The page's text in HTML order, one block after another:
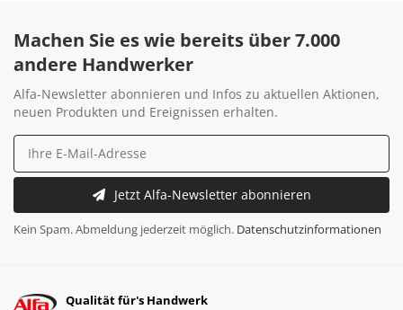
Machen Sie es wie bereits über 7.000
andere Handwerker
Alfa-Newsletter abonnieren und Infos zu aktuellen Aktionen,
neuen Produkten und Ereignissen erhalten.
Jetzt Alfa-Newsletter abonnieren
Kein Spam. Abmeldung jederzeit möglich. Datenschutzinformationen
Qualität für's Handwerk